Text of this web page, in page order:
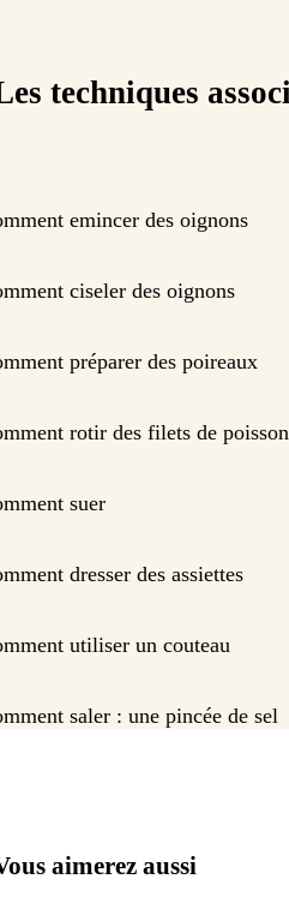
techniques
emincer des oignons
ciseler des oignons
préparer des poireaux
rotir des filets de poisson
suer
dresser des assiettes
utiliser un couteau
saler : une pincée de sel
aimerez aussi